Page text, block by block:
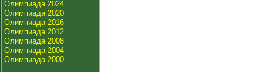
Олимпиада 2024
Олимпиада 2020
Олимпиада 2016
Олимпиада 2012
Олимпиада 2008
Олимпиада 2004
Олимпиада 2000